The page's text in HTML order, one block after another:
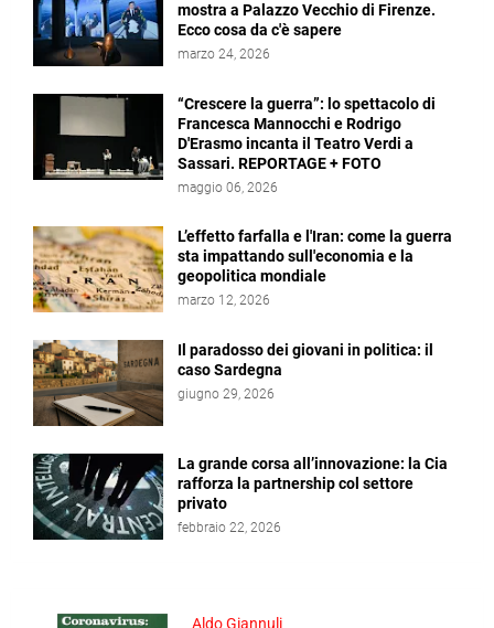
mostra a Palazzo Vecchio di Firenze.
Ecco cosa da c'è sapere
marzo 24, 2026
“Crescere la guerra”: lo spettacolo di
Francesca Mannocchi e Rodrigo
D'Erasmo incanta il Teatro Verdi a
Sassari. REPORTAGE + FOTO
maggio 06, 2026
L’effetto farfalla e l'Iran: come la guerra
sta impattando sull'economia e la
geopolitica mondiale
marzo 12, 2026
Il paradosso dei giovani in politica: il
caso Sardegna
giugno 29, 2026
La grande corsa all’innovazione: la Cia
rafforza la partnership col settore
privato
febbraio 22, 2026
Aldo Giannuli